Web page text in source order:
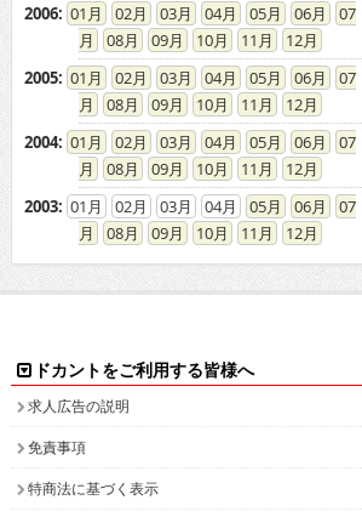
2006: 01 02 03 04 05 06
07
08
09 10 11
12
2005: 01 02 03 04 05 06
07
08
09 10 11
12
2004: 01 02 03 04 05 06
07
08
09 10 11
12
2003: 01 02 03 04 05 06
07
08
09 10 11 12
ドカントをご利用する皆様へ
求人広告の説明
免責事項
特商法に基づく表示